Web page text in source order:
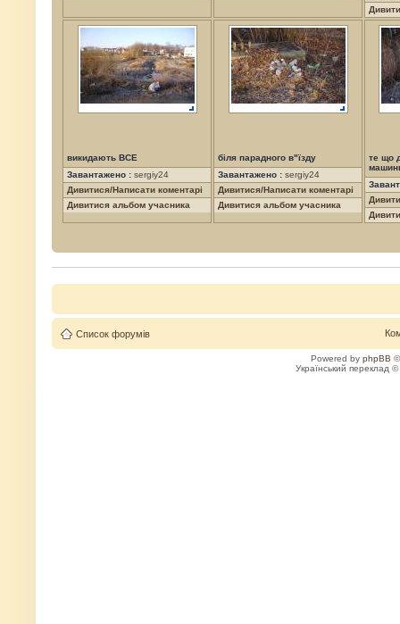
викидають ВСЕ
Завантажено : sergiy24
Дивитися/Написати коментарі
Дивитися альбом учасника
біля парадного в"їзду
Завантажено : sergiy24
Дивитися/Написати коментарі
Дивитися альбом учасника
те що
Список форумів
Powered by phpBB
Український переклад